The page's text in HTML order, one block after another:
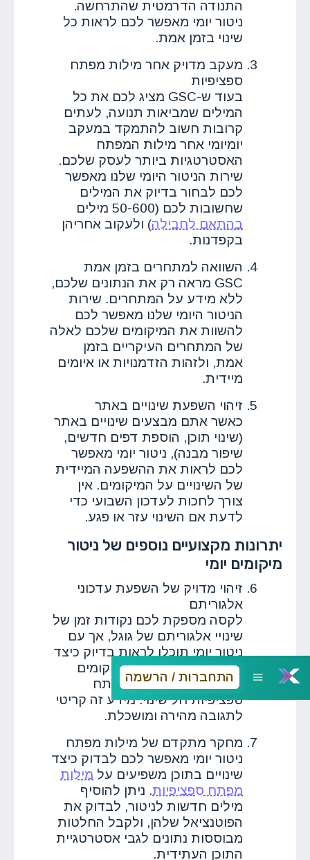
התחברות / הרשמה
התנודה הדרמטית שהתרחשה.
ניטור יומי מאפשר לכם לראות כל
שינוי בזמן אמת.
מעקב מדויק אחר מילות מפתח
ספציפיות
בעוד ש-GSC מציג לכם את כל
המילים שמביאות תנועה, לעתים
קרובות חשוב להתמקד במעקב
יומיומי אחר מילות המפתח
האסטרטגיות ביותר לעסק שלכם.
שירות הניטור היומי שלנו מאפשר
לכם לבחור בדיוק את המילים
שחשובות לכם (50-600 מילים
בהתאם לחבילה) ולעקוב אחריהן
בקפדנות.
השוואה למתחרים בזמן אמת
GSC מראה רק את הנתונים שלכם,
ללא מידע על המתחרים. שירות
הניטור היומי שלנו מאפשר לכם
להשוות את המיקומים שלכם לאלה
של המתחרים העיקריים בזמן
אמת, ולזהות הזדמנויות או איומים
מיידית.
זיהוי השפעת שינויים באתר
כאשר אתם מבצעים שינויים באתר
(שינוי תוכן, הוספת דפים חדשים,
שיפור מבנה), ניטור יומי מאפשר
לכם לראות את ההשפעה המיידית
של השינויים על המיקומים. אין
צורך לחכות לעדכון השבועי כדי
לדעת אם השינוי עזר או פגע.
יתרונות מקצועיים נוספים של ניטור
מיקומים יומי
זיהוי מדויק של השפעת עדכוני
אלגוריתם
לקסה מספקת לכם נקודות זמן של
שינויי אלגוריתם של גוגל, אך עם
ניטור יומי תוכלו לראות בדיוק כיצד
כל עדכון השפיע על המיקומים
שלכם, ובאילו מילות מפתח
ספציפיות חל שינוי. מידע זה קריטי
לתגובה מהירה ומושכלת.
מחקר מתקדם של מילות מפתח
ניטור יומי מאפשר לכם לבדוק כיצד
שינויים בתוכן משפיעים על מילות
מפתח ספציפיות. ניתן להוסיף
מילים חדשות לניטור, לבדוק את
הפוטנציאל שלהן, ולקבל החלטות
מבוססות נתונים לגבי אסטרטגיית
התוכן העתידית.